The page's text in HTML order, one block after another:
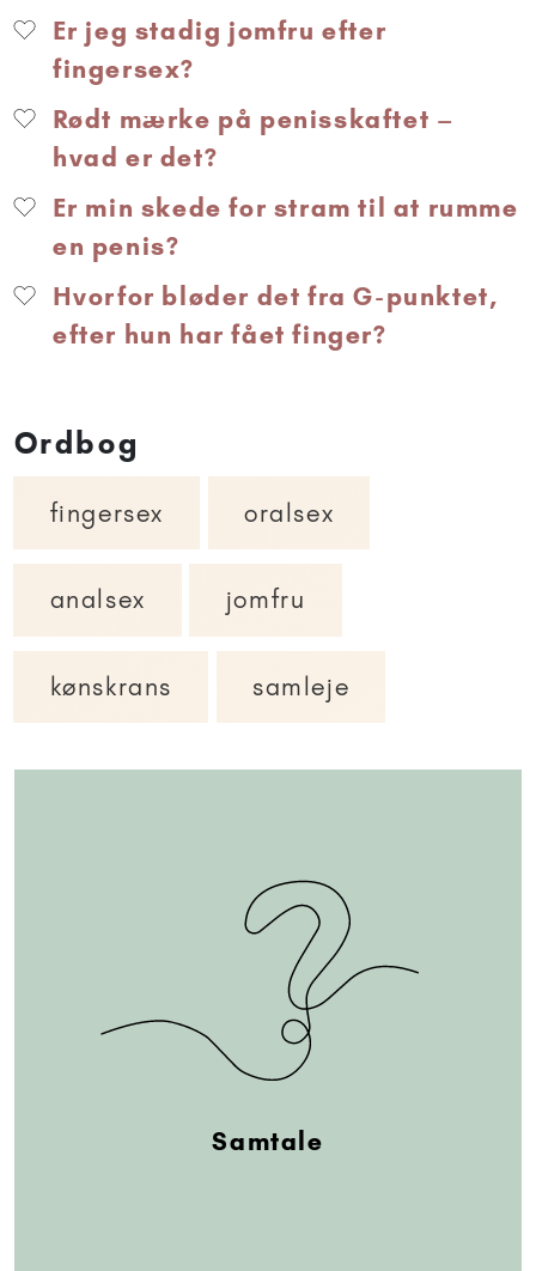
Er jeg stadig jomfru efter
fingersex?
Rødt mærke på penisskaftet –
hvad er det?
Er min skede for stram til at rumme
en penis?
Hvorfor bløder det fra G-punktet,
efter hun har fået finger?
Ordbog
fingersex oralsex
analsex jomfru
kønskrans samleje
Samtale